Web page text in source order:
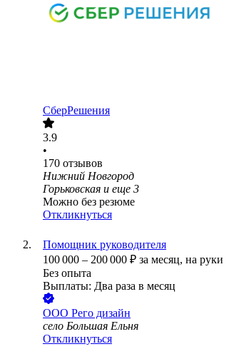
СберРешения
3.9
•
170 отзывов
Нижний Новгород
Горьковская и еще 3
Можно без резюме
Откликнуться
Помощник руководителя
100 000 – 200 000 ₽ за месяц, на руки
Без опыта
Выплаты: Два раза в месяц
ООО Рего дизайн
село Большая Ельня
Откликнуться